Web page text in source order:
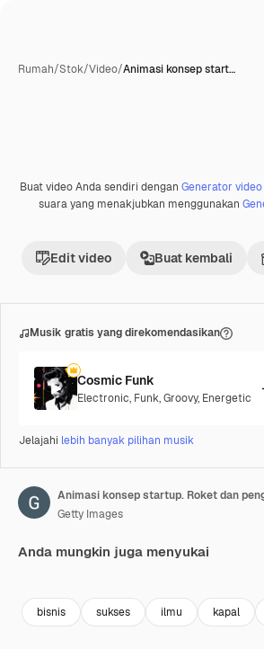
Rumah/Stok/Video/Animasi konsep start…
Premium
Buat video Anda sendiri dengan Generator video
suara yang menakjubkan menggunakan
Edit video Buat kembali
Musik gratis yang direkomendasikan
Cosmic Funk
Electronic, Funk,Groovy, Energetic
Jelajahi lebih banyak pilihan musik
Getty Images
Anda mungkin juga menyukai
bisnis sukses ilmu kapal